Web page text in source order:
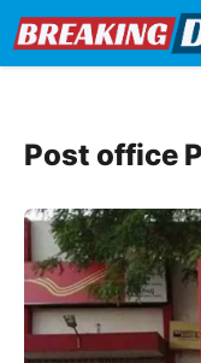
content
Post office